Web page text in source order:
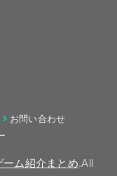
お問い合わせ
ム紹介まとめ.All